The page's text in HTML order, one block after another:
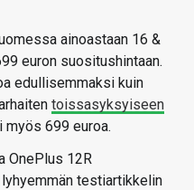
ainoastaan 16 &
euron suositushintaan.
edullisemmaksi kuin
toissasyksyiseen
myös 699 euroa.
OnePlus 12R
testiartikkelin